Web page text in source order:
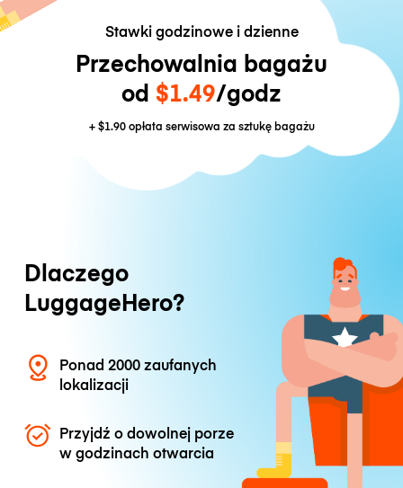
Stawki godzinowe i dzienne
Przechowalnia bagażu
od $1.49/godz
+$1.90opłata serwisowa za sztukę bagażu
Dlaczego
LuggageHero?
Ponad 2000 zaufanych
lokalizacji
Przyjdź o dowolnej porze
w godzinach otwarcia